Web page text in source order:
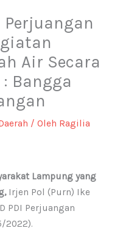
Perjuangan
Air Secara
Bangga
/ Oleh Ragilia
Lampung yang
Irjen Pol (Purn) Ike
PDI Perjuangan
2022).